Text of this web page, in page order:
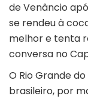
de Venâncio
se rendeu à
melhor e tenta
conversa no
O Rio Grande
brasileiro, por